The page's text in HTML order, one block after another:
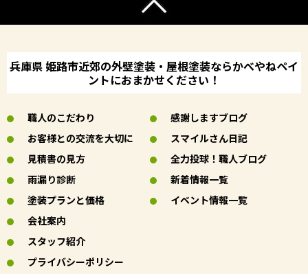
兵庫県 姫路市近郊の外壁塗装・屋根塗装ならかべやねペイ
ントにおまかせください！
職人のこだわり
お客様との交流を大切に
見積書の見方
雨漏り診断
塗装プランと価格
感謝しますブログ
スマイルさん日記
全力投球！職人ブログ
新着情報一覧
イベント情報一覧
会社案内
スタッフ紹介
プライバシーポリシー